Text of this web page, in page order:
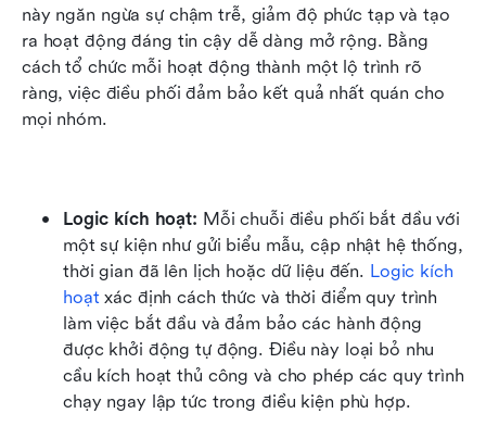
này ngăn ngừa sự chậm trễ, giảm độ phức tạp và tạo
ra hoạt động đáng tin cậy dễ dàng mở rộng. Bằng
cách tổ chức mỗi hoạt động thành một lộ trình rõ
ràng, việc điều phối đảm bảo kết quả nhất quán cho
mọi nhóm.
Logic kích hoạt: Mỗi chuỗi điều phối bắt đầu với
một sự kiện như gửi biểu mẫu, cập nhật hệ thống,
thời gian đã lên lịch hoặc dữ liệu đến. Logic kích
hoạt xác định cách thức và thời điểm quy trình
làm việc bắt đầu và đảm bảo các hành động
được khởi động tự động. Điều này loại bỏ nhu
cầu kích hoạt thủ công và cho phép các quy trình
chạy ngay lập tức trong điều kiện phù hợp.